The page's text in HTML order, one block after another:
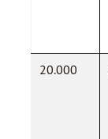
20.000